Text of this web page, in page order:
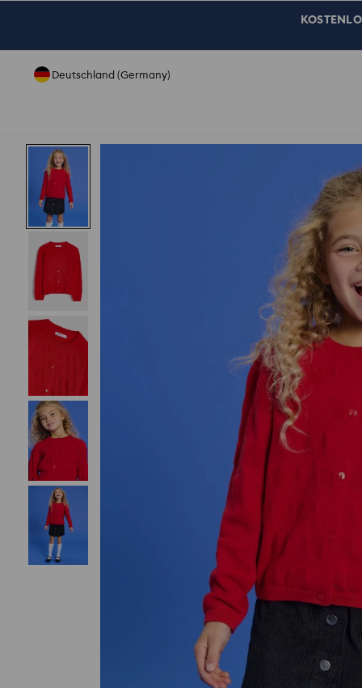
Deutschland (Germany)